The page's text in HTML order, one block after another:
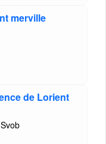
merville
de Lorient